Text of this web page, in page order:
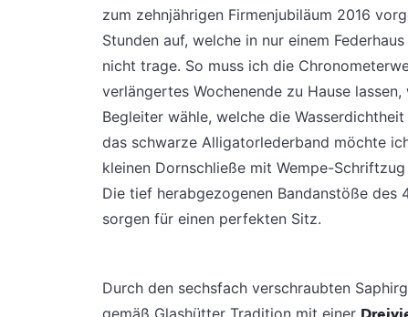
zum zehnjährigen Firmenjubiläum 2016
Stunden auf, welche in nur einem
nicht trage. So muss ich die
verlängertes Wochenende zu Hause
Begleiter wähle, welche die
das schwarze Alligatorlederband möchte
kleinen Dornschließe mit Wempe-
Die tief herabgezogenen Bandanstöße des
sorgen für einen perfekten Sitz.
Durch den sechsfach verschraubten
gemäß Glashütter Tradition mit einer